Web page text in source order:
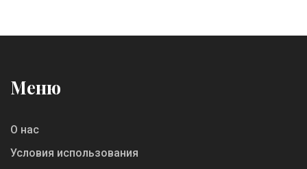
Меню
О нас
Условия использования